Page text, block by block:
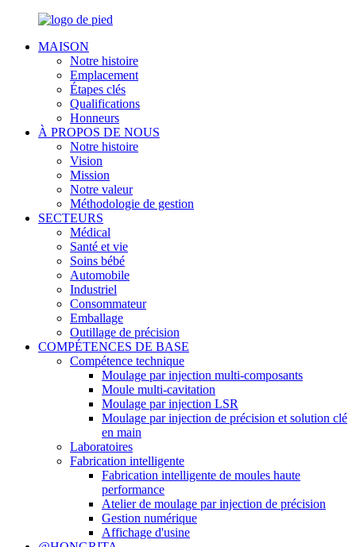
MAISON
Notre histoire
Emplacement
Étapes clés
Qualifications
Honneurs
À PROPOS DE NOUS
Notre histoire
Vision
Mission
Notre valeur
Méthodologie de gestion
SECTEURS
Médical
Santé et vie
Soins bébé
Automobile
Industriel
Consommateur
Emballage
Outillage de précision
COMPÉTENCES DE BASE
Compétence technique
Moulage par injection multi-composants
Moule multi-cavitation
Moulage par injection LSR
Moulage par injection de précision et solution clé
en main
Laboratoires
Fabrication intelligente
Fabrication intelligente de moules haute
performance
Atelier de moulage par injection de précision
Gestion numérique
Affichage d'usine